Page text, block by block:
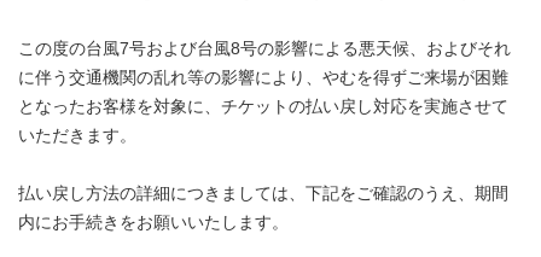
この度の台風7号および台風8号の影響による悪天候、およびそれ
に伴う交通機関の乱れ等の影響により、やむを得ずご来場が困難
となったお客様を対象に、チケットの払い戻し対応を実施させて
いただきます。
払い戻し方法の詳細につきましては、下記をご確認のうえ、期間
内にお手続きをお願いいたします。